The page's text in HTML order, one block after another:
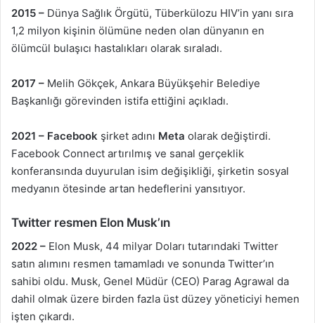
2015 – Dünya Sağlık Örgütü, Tüberkülozu HIV’in yanı sıra
1,2 milyon kişinin ölümüne neden olan dünyanın en
ölümcül bulaşıcı hastalıkları olarak sıraladı.
2017 – Melih Gökçek, Ankara Büyükşehir Belediye
Başkanlığı görevinden istifa ettiğini açıkladı.
2021 – Facebook şirket adını Meta olarak değiştirdi.
Facebook Connect artırılmış ve sanal gerçeklik
konferansında duyurulan isim değişikliği, şirketin sosyal
medyanın ötesinde artan hedeflerini yansıtıyor.
Twitter resmen Elon Musk’ın
2022 – Elon Musk, 44 milyar Doları tutarındaki Twitter
satın alımını resmen tamamladı ve sonunda Twitter’ın
sahibi oldu. Musk, Genel Müdür (CEO) Parag Agrawal da
dahil olmak üzere birden fazla üst düzey yöneticiyi hemen
işten çıkardı.